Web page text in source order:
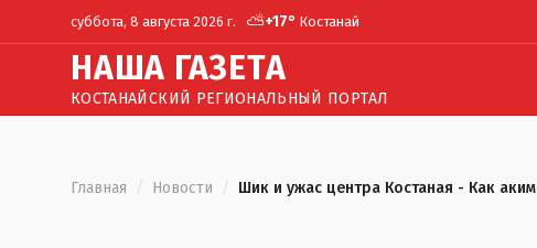
суббота, 8 августа 2026 г. ⛅+17° Костанай
НАША ГАЗЕТА
КОСТАНАЙСКИЙ РЕГИОНАЛЬНЫЙ ПОРТАЛ
Главная / Новости / Шик и ужас центра Костаная - Как